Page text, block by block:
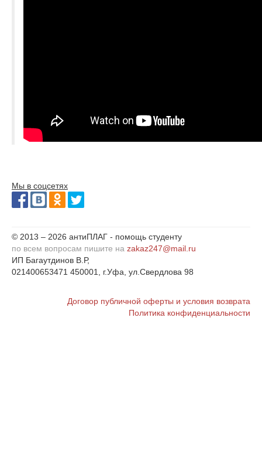
Мы в соцсетях
© 2013 – 2026 антиПЛАГ - помощь студенту
по всем вопросам пишите на zakaz247@mail.ru
ИП Багаутдинов В.Р,
021400653471 450001, г.Уфа, ул.Свердлова 98
Договор публичной оферты и условия возврата
Политика конфиденциальности